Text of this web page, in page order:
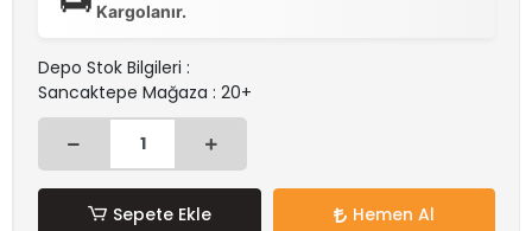
Kargolanır.
Depo Stok Bilgileri :
Sancaktepe Mağaza : 20+
Sepete Ekle Hemen Al